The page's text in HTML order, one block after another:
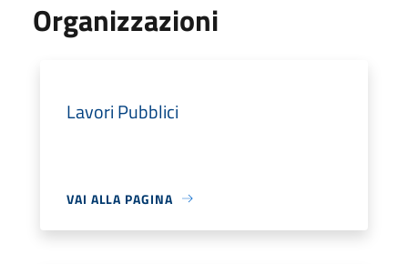
Organizzazioni
Lavori Pubblici
VAI ALLA PAGINA